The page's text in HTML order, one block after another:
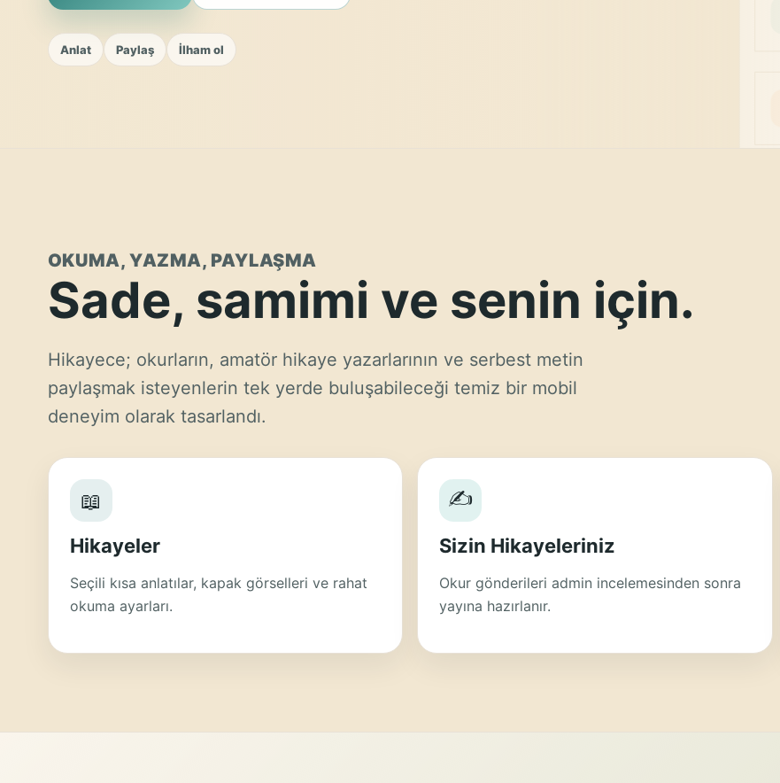
Anlat Paylaş İlham ol
OKUMA, YAZMA, PAYLAŞMA
Sade, samimi ve senin için.
Hikayece; okurların, amatör hikaye yazarlarının ve serbest metin
paylaşmak isteyenlerin tek yerde buluşabileceği temiz bir mobil
deneyim olarak tasarlandı.
📖
Hikayeler
Seçili kısa anlatılar, kapak görselleri ve rahat
okuma ayarları.
✍
Sizin Hikayeleriniz
Okur gönderileri admin incelemesinden sonra
yayına hazırlanır.